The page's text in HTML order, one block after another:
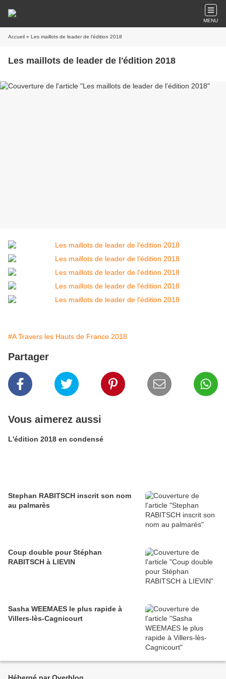
MENU
Accueil » Les maillots de leader de l'édition 2018
Les maillots de leader de l'édition 2018
#A Travers les Hauts de France 2018
Partager
Vous aimerez aussi
L'édition 2018 en condensé
Stephan RABITSCH inscrit son nom
au palmarès
Coup double pour Stéphan
RABITSCH à LIEVIN
Sasha WEEMAES le plus rapide à
Villers-lès-Cagnicourt